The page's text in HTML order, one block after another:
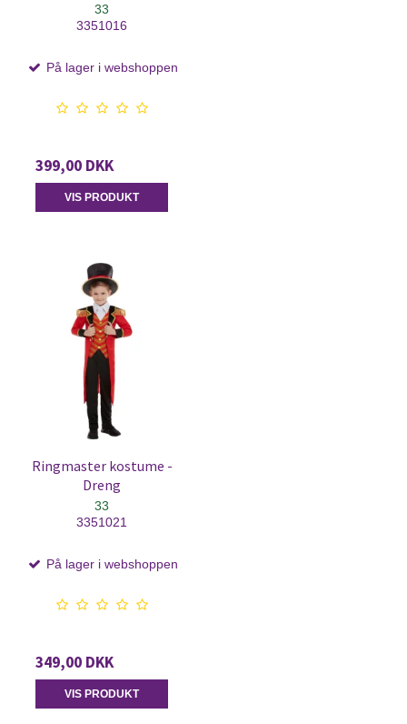
33
3351016
På lager i webshoppen
399,00 DKK
VIS PRODUKT
Ringmaster kostume -
Dreng
33
3351021
På lager i webshoppen
349,00 DKK
VIS PRODUKT